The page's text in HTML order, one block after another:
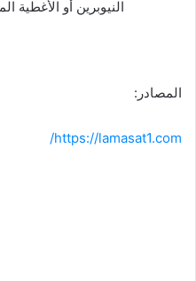
النيوبرين أو
المصادر:
https://lamasat1.com/